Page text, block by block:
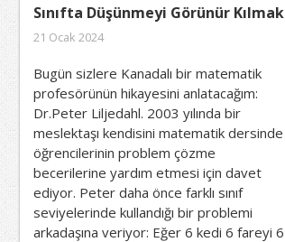
Sınıfta Düşünmeyi Görünür Kılmak
21 Ocak 2024
Bugün sizlere Kanadalı bir matematik
profesörünün hikayesini anlatacağım:
Dr.Peter Liljedahl. 2003 yılında bir
meslektaşı kendisini matematik dersinde
öğrencilerinin problem çözme
becerilerine yardım etmesi için davet
ediyor. Peter daha önce farklı sınıf
seviyelerinde kullandığı bir problemi
arkadaşına veriyor: Eğer 6 kedi 6 fareyi 6